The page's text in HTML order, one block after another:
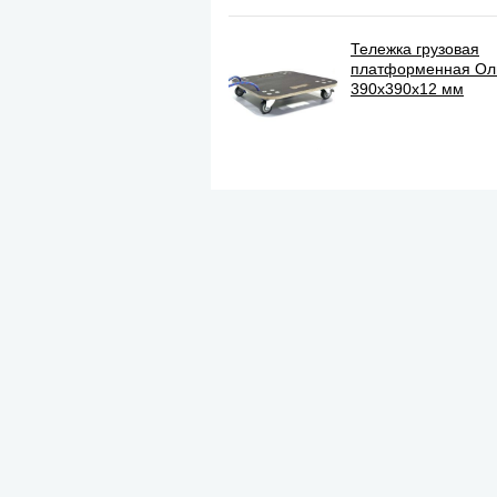
Тележка грузовая
платформенная
390х390х12 мм